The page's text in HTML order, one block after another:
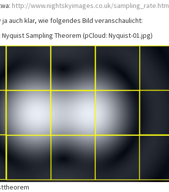
http://www.nightskyimages.co.uk/sampling_rate.htm
auch klar, wie folgendes Bild veranschaulicht:
Nyquist Sampling Theorem (pCloud: Nyquist-01.jpg)